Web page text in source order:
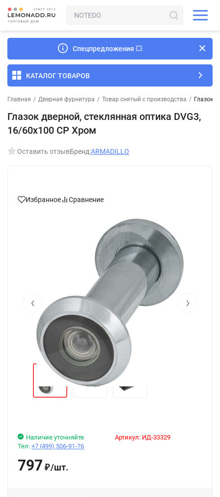
Спецпредложения 💥
КАТАЛОГ ТОВАРОВ
Главная / Дверная фурнитура / Товар снятый с производства / Глазок
Глазок дверной, стеклянная оптика DVG3,
16/60х100 CP Хром
Оставить отзывБренд:ARMADILLO
Избранное Сравнение
‹ ›
Артикул: ИД-33329
Наличие уточняйте
Тел: +7 (499) 506-91-76
797 ₽/шт.